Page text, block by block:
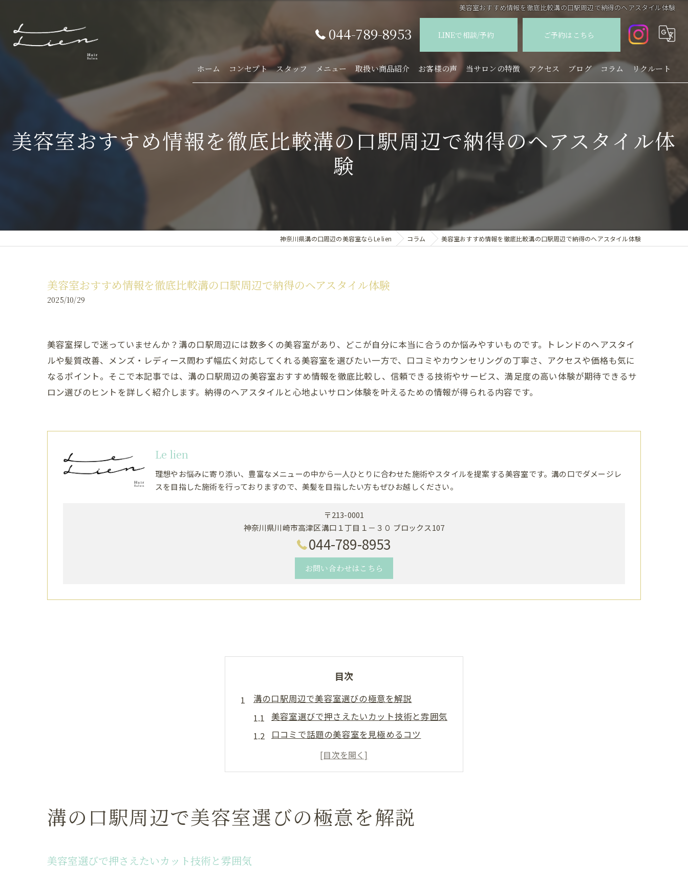
美容室おすすめ情報を徹底比較溝の口駅周辺で納得のヘアスタイル体験
044-789-8953 LINEで相談/予約 ご予約はこちら
ホーム コンセプト スタッフ メニュー 取扱い商品紹介 お客様の声 当サロンの特徴
パーマ
トリートメント
アクセス ブログ コラム リクルート
美容室おすすめ情報を徹底比較溝の口駅周辺で納得のヘアスタイル体
験
神奈川県溝の口周辺の美容室ならLe lien コラム 美容室おすすめ情報を徹底比較溝の口駅周辺で納得のヘアスタイル体験
美容室おすすめ情報を徹底比較溝の口駅周辺で納得のヘアスタイル体験
2025/10/29
美容室探しで迷っていませんか？溝の口駅周辺には数多くの美容室があり、どこが自分に本当に合うのか悩みやすいものです。トレンドのヘアスタイ
ルや髪質改善、メンズ・レディース問わず幅広く対応してくれる美容室を選びたい一方で、口コミやカウンセリングの丁寧さ、アクセスや価格も気に
なるポイント。そこで本記事では、溝の口駅周辺の美容室おすすめ情報を徹底比較し、信頼できる技術やサービス、満足度の高い体験が期待できるサ
ロン選びのヒントを詳しく紹介します。納得のヘアスタイルと心地よいサロン体験を叶えるための情報が得られる内容です。
Le lien
理想やお悩みに寄り添い、豊富なメニューの中から一人ひとりに合わせた施術やスタイルを提案する美容室です。溝の口でダメージレ
スを目指した施術を行っておりますので、美髪を目指したい方もぜひお越しください。
〒213-0001
神奈川県川崎市高津区溝口１丁目１－３０ ブロックス107
044-789-8953
お問い合わせはこちら
目次
溝の口駅周辺で美容室選びの極意を解説
美容室選びで押さえたいカット技術と雰囲気
口コミで話題の美容室を見極めるコツ
溝の口駅周辺美容室の人気の理由を探る
丁寧なカウンセリングが評判の美容室事情
理想のヘアスタイルを叶える美容室の探し方
美容室で理想に近づくためのポイントとは
溝の口駅周辺で美容室選びの極意を解説
美容室選びで押さえたいカット技術と雰囲気